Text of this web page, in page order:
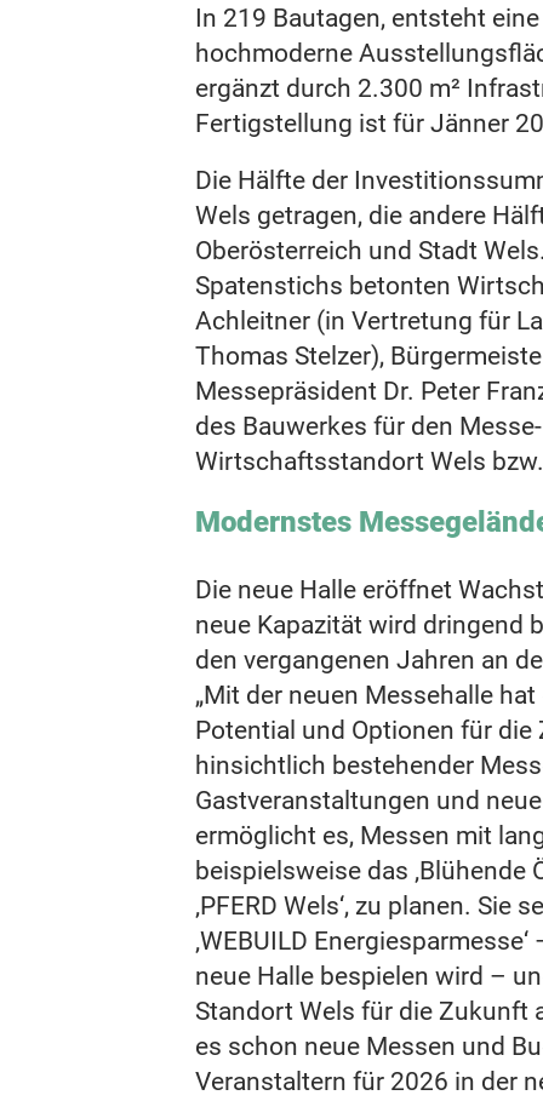
In 219 Bautagen, entsteht
hochmoderne
ergänzt durch 2.300 m²
Fertigstellung ist für Jänner
Die Hälfte der
Wels getragen, die andere
Oberösterreich und Stadt
Spatenstichs betonten
Achleitner (in Vertretung für
Thomas Stelzer),
Messepräsident Dr. Peter
des Bauwerkes für den
Wirtschaftsstandort Wels
Modernstes
Die neue Halle eröffnet
neue Kapazität wird dringend
den vergangenen Jahren an
„Mit der neuen Messehalle
Potential und Optionen für
hinsichtlich bestehender
Gastveranstaltungen und
ermöglicht es, Messen mit
beispielsweise das ‚Blühende
‚PFERD Wels‘, zu planen. Sie
‚WEBUILD
neue Halle bespielen wird –
Standort Wels für die Zukunft
es schon neue Messen und
Veranstaltern für 2026 in der